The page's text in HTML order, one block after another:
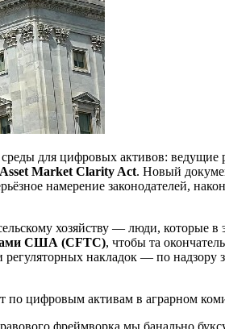
для цифровых активов: ведущие
Market Clarity Act. Новый
намерение законодателей,
хозяйству — люди, которые
США (CFTC), чтобы та
накладок — по
по цифровым активам в аграрном
фреймворка мы банально